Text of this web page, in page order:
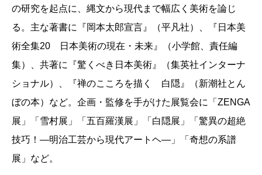
の研究を起点に、縄文から現代まで幅広く美術を論じ
る。主な著書に『岡本太郎宣言』（平凡社）、『日本美
術全集20 日本美術の現在・未来』（小学館、責任編
集）、共著に『驚くべき日本美術』（集英社インターナ
ショナル）、『禅のこころを描く 白隠』（新潮社とん
ぼの本）など。企画・監修を手がけた展覧会に「ZENGA
展」「雪村展」「五百羅漢展」「白隠展」「驚異の超絶
技巧！―明治工芸から現代アートヘ―」「奇想の系譜
展」など。